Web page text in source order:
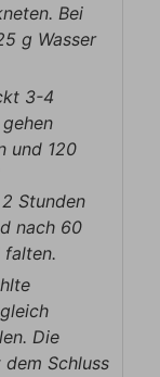
Bei
g Wasser
3-4
und 120
Stunden
nach 60
falten.
Die
Schluss